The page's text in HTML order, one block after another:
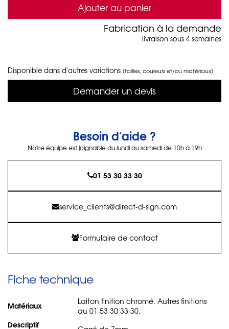
Ajouter au panier
Fabrication à la demande
livraison sous 4 semaines
Disponible dans d'autres variations (tailles, couleurs et/ou matériaux)
Demander un devis
Besoin d'aide ?
Notre équipe est joignable du lundi au samedi de 10h à 19h
01 53 30 33 30
service_clients@direct-d-sign.com
Formulaire de contact
Fiche technique
Matériaux
Laiton finition chromé. Autres finitions
au 01 53 30 33 30.
Descriptif